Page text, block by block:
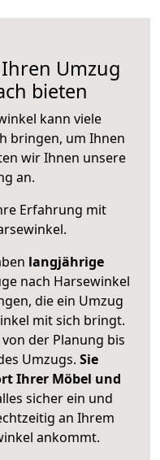
Umzug
bieten
kann viele
bringen, um Ihnen
wir Ihnen unsere
an.
Erfahrung mit
.
langjährige
nach Harsewinkel
die ein Umzug
mit sich bringt.
der Planung bis
Umzugs. Sie
Ihrer Möbel und
sicher ein und
an Ihrem
ankommt.